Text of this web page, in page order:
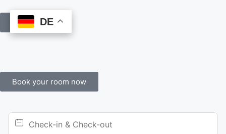
Book Online
Book your room now
DE
DE